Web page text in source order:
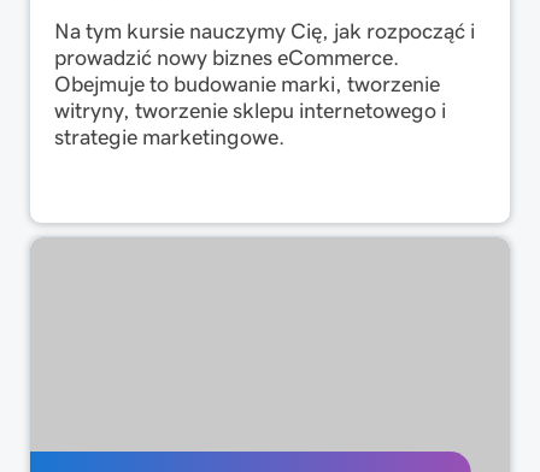
Na tym kursie nauczymy Cię, jak rozpocząć i
prowadzić nowy biznes eCommerce.
Obejmuje to budowanie marki, tworzenie
witryny, tworzenie sklepu internetowego i
strategie marketingowe.